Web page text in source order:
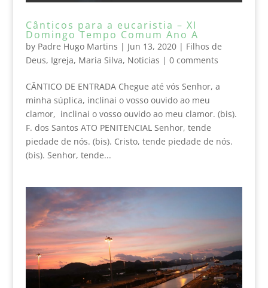
Cânticos para a eucaristia – XI
Domingo Tempo Comum Ano A
by Padre Hugo Martins | Jun 13, 2020| Filhos de
Deus, Igreja, Maria Silva, Noticias | 0 comments
CÂNTICO DE ENTRADA Chegue até vós Senhor, a
minha súplica, inclinai o vosso ouvido ao meu
clamor, inclinai o vosso ouvido ao meu clamor. (bis).
F. dos Santos ATO PENITENCIAL Senhor, tende
piedade de nós. (bis). Cristo, tende piedade de nós.
(bis). Senhor, tende...